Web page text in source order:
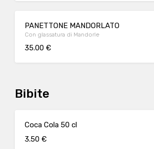
PANETTONE MANDORLATO
Con glassatura di Mandorle
35.00 €
Bibite
Coca Cola 50 cl
3.50 €